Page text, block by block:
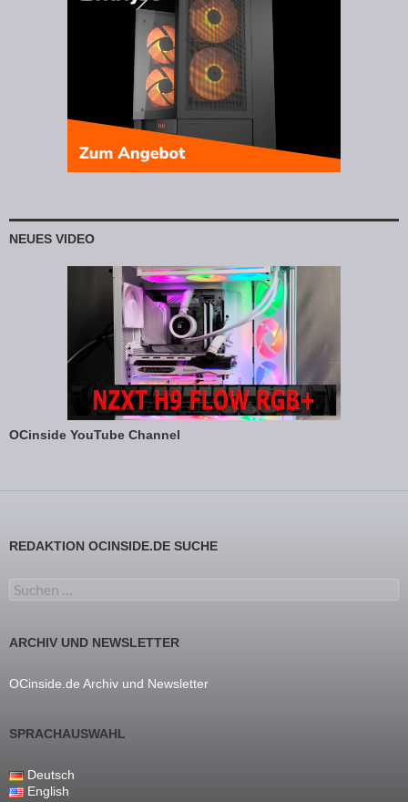
NEUES VIDEO
OCinside YouTube Channel
REDAKTION OCINSIDE.DE SUCHE
Suchen nach:
ARCHIV UND NEWSLETTER
OCinside.de Archiv und Newsletter
SPRACHAUSWAHL
Deutsch
English